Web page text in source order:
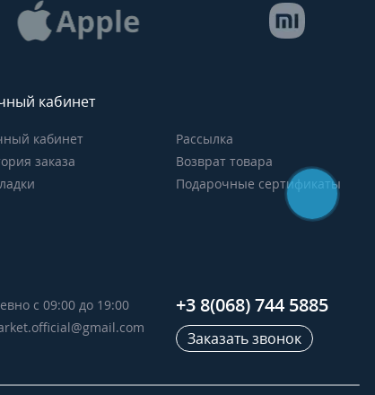
кабинет
кабинет
заказа
Рассылка
Возврат товара
Подарочные сертификаты
с 09:00 до 19:00
+3 8(068) 744 5885
Заказать звонок